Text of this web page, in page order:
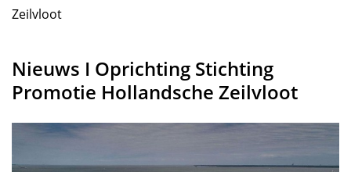
Zeilvloot
Nieuws I Oprichting Stichting
Promotie Hollandsche Zeilvloot